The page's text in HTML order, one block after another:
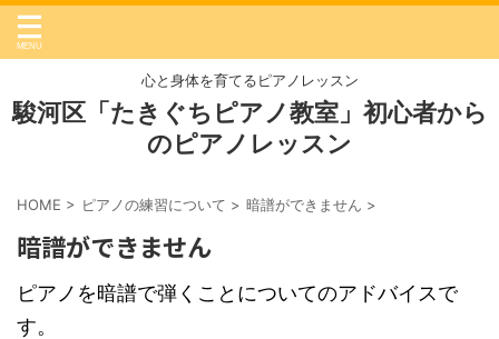
心と身体を育てるピアノレッスン
駿河区「たきぐちピアノ教室」初心者から
のピアノレッスン
HOME > ピアノの練習について > 暗譜ができません >
暗譜ができません
ピアノを暗譜で弾くことについてのアドバイスで
す。